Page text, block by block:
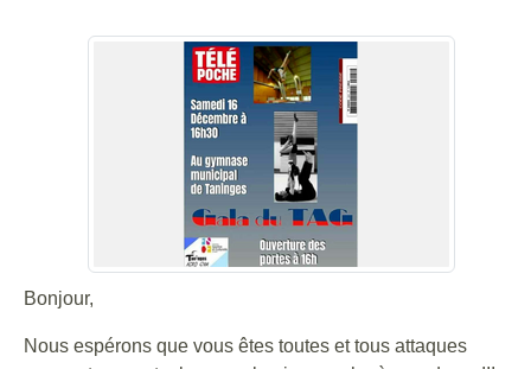
Bonjour,
Nous espérons que vous êtes toutes et tous attaques